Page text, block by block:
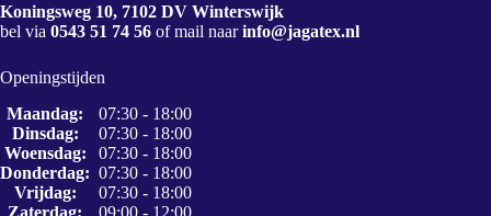
Koningsweg 10, 7102 DV Winterswijk
bel via 0543 51 74 56 of mail naarinfo@jagatex.nl
Openingstijden
Maandag:
07:30 - 18:00
Dinsdag:
07:30 - 18:00
Woensdag:
07:30 - 18:00
Donderdag: 07:30 - 18:00
Vrijdag:
07:30 - 18:00